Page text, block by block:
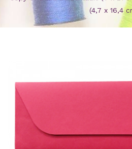
(4,7 x 16,4